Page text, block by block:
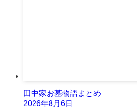
田中家お墓物語まとめ
2026年8月6日